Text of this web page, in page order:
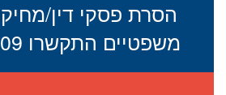
הסרת פסקי דין/
משפטיים התקשרו 0522508109